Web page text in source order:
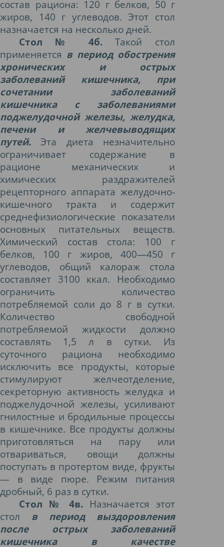
состав рациона: 120 г белков, 50 г
жиров, 140 г углеводов. Этот стол
назначается на несколько дней.
Стол № 4б.
Такой стол
применяется в период обострения
хронических и острых
заболеваний кишечника, при
сочетании заболеваний
кишечника с заболеваниями
поджелудочной железы, желудка,
печени и желчевыводящих
путей.
Эта диета незначительно
ограничивает содержание в
рационе механических и
химических раздражителей
рецепторного аппарата желудочно-
кишечного тракта и содержит
среднефизиологические показатели
основных питательных веществ.
Химический состав стола: 100 г
белков, 100 г жиров, 400—450 г
углеводов, общий калораж стола
составляет 3100 ккал. Необходимо
ограничить количество
потребляемой соли до 8 г в сутки.
Количество свободной
потребляемой жидкости должно
составлять 1,5 л в сутки. Из
суточного рациона необходимо
исключить все продукты, которые
стимулируют желчеотделение,
секреторную активность желудка и
поджелудочной железы, усиливают
гнилостные и бродильные процессы
в кишечнике. Все продукты должны
приготовляться на пару или
отвариваться, овощи должны
поступать в протертом виде, фрукты
— в виде пюре. Режим питания
дробный, 6 раз в сутки.
Стол № 4в. Назначается этот
стол
в период выздоровления
после острых заболеваний
кишечника в качестве